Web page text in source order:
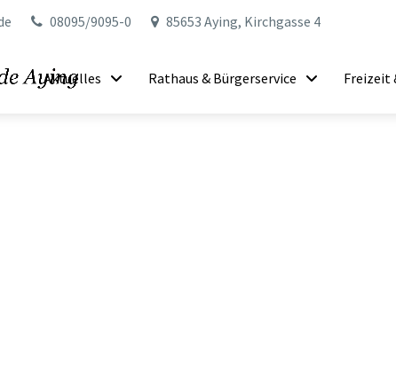
08095/9095-0 85653 Aying, Kirchgasse 4
Aktuelles Rathaus & Bürgerservice Freizeit